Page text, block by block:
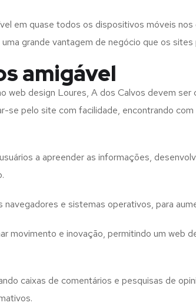
em quase todos os dispositivos móveis nos
grande vantagem de negócio que os
amigável
web design Loures, A dos Calvos devem ser
se pelo site com facilidade, encontrando
a apreender as informações,
e sistemas operativos, para
movimento e inovação, permitindo um web
caixas de comentários e pesquisas de